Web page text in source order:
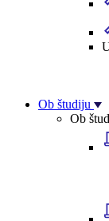
Ob študiju
Ob